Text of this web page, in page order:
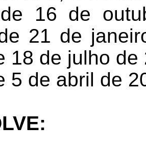
16 de
21 de
18 de julho de
5 de abril de